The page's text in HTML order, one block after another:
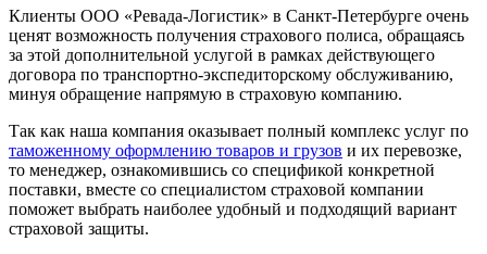
Клиенты ООО «Ревада-Логистик» в Санкт-Петербурге очень
ценят возможность получения страхового полиса, обращаясь
за этой дополнительной услугой в рамках действующего
договора по транспортно-экспедиторскому обслуживанию,
минуя обращение напрямую в страховую компанию.
Так как наша компания оказывает полный комплекс услуг по
таможенному оформлению товаров и грузов и их перевозке,
то менеджер, ознакомившись со спецификой конкретной
поставки, вместе со специалистом страховой компании
поможет выбрать наиболее удобный и подходящий вариант
страховой защиты.